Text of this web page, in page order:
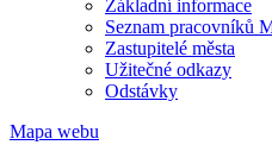
Základní informace
Seznam pracovníků
Zastupitelé města
Užitečné odkazy
Odstávky
Mapa webu